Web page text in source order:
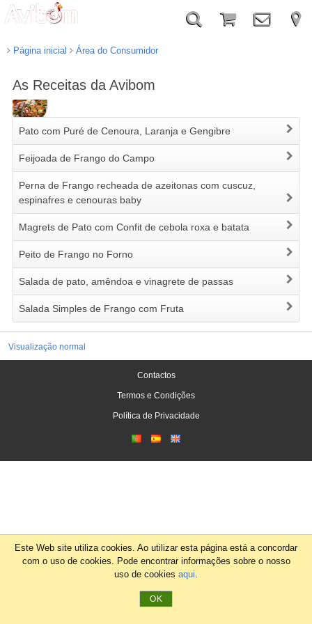
Página inicial Área do Consumidor
As Receitas da Avibom
Pato com Puré de Cenoura, Laranja e Gengibre
Feijoada de Frango do Campo
Perna de Frango recheada de azeitonas com cuscuz,
espinafres e cenouras baby
Magrets de Pato com Confit de cebola roxa e batata
Peito de Frango no Forno
Salada de pato, amêndoa e vinagrete de passas
Salada Simples de Frango com Fruta
Visualização normal
Contactos
Termos e Condições
Política de Privacidade
Este Web site utiliza cookies. Ao utilizar esta página está a concordar
com o uso de cookies. Pode encontrar informações sobre o nosso
uso de cookies aqui.
OK